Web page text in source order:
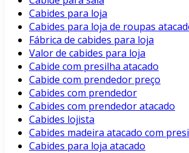
Cabides para loja
Cabides para loja de roupas
Fábrica de cabides para loja
Valor de cabides para loja
Cabide com presilha atacado
Cabide com prendedor preço
Cabides com prendedor
Cabides com prendedor atacado
Cabides lojista
Cabides madeira atacado com
Cabides para loja atacado